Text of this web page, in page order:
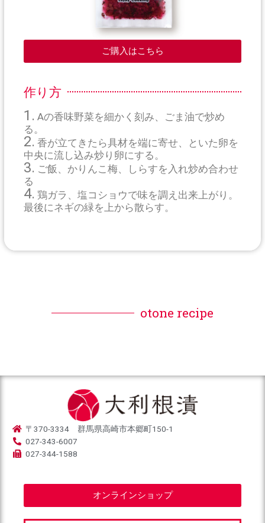
ご購入はこちら
作り方
1. Aの香味野菜を細かく刻み、ごま油で炒め
る。
2. 香が立てきたら具材を端に寄せ、といた卵を
中央に流し込み炒り卵にする。
3. ご飯、かりんこ梅、しらすを入れ炒め合わせ
る
4. 鶏ガラ、塩コショウで味を調え出来上がり。
最後にネギの緑を上から散らす。
otone recipe
〒370-3334 群馬県高崎市本郷町150-1
027-343-6007
027-344-1588
オンラインショップ